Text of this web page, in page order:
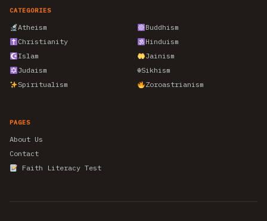
CATEGORIES
Atheism
Buddhism
Christianity
Hinduism
Islam
Jainism
Judaism
☬Sikhism
Spiritualism
Zoroastrianism
PAGES
About Us
Contact
Faith Literacy Test